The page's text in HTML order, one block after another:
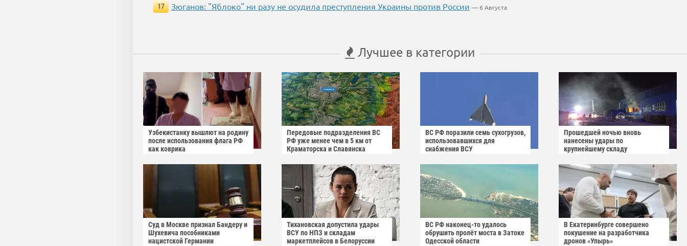
17
Зюганов: "Яблоко" ни разу не осудила преступления Украины против России — 6 Августа
Лучшее в категории
Узбекистанку вышлют на родину
после использования флага РФ
как коврика
Передовые подразделения ВС
РФ уже менее чем в 5 км от
Краматорска и Славянска
ВС РФ поразили семь сухогрузов,
использовавшихся для
снабжения ВСУ
Прошедшей ночью вновь
нанесены удары по
крупнейшему складу
Rozetka
Суд в Москве признал Бандеру и
Шухевича пособниками
нацистской Германии
Тихановская допустила удары
ВСУ по НПЗ и складам
маркетплейсов в Белоруссии
ВС РФ наконец-то удалось
обрушить пролёт моста в Затоке
Одесской области
В Екатеринбурге совершено
покушение на разработчика
дронов «Упырь»